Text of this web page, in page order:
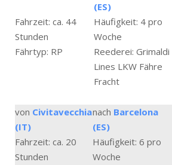
(ES)
Fahrzeit: ca. 44
Stunden
Häufigkeit: 4 pro
Woche
Fährtyp: RP
Reederei: Grimaldi
Lines LKW Fähre
Fracht
von Civitavecchia
(IT)
nach Barcelona
(ES)
Fahrzeit: ca. 20
Stunden
Häufigkeit: 6 pro
Woche